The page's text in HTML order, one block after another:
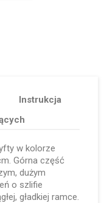
Instrukcja
w kolorze
Górna część
dużym
o szlifie
gładkiej ramce.